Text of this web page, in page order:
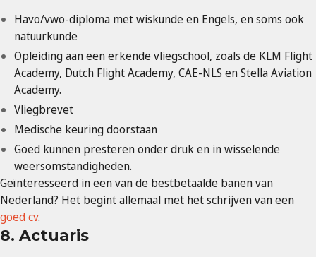
Havo/vwo-diploma met wiskunde en Engels, en soms ook
natuurkunde
Opleiding aan een erkende vliegschool, zoals de KLM Flight
Academy, Dutch Flight Academy, CAE-NLS en Stella Aviation
Academy.
Vliegbrevet
Medische keuring doorstaan
Goed kunnen presteren onder druk en in wisselende
weersomstandigheden.
Geïnteresseerd in een van de bestbetaalde banen van
Nederland? Het begint allemaal met het schrijven van een
goed cv.
8. Actuaris